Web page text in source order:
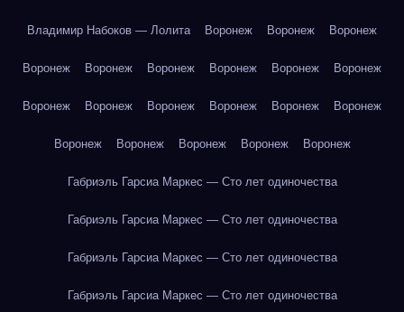
Владимир Набоков — Лолита Воронеж Воронеж Воронеж
Воронеж Воронеж Воронеж Воронеж Воронеж Воронеж
Воронеж Воронеж Воронеж Воронеж Воронеж Воронеж
Воронеж Воронеж Воронеж Воронеж Воронеж
Габриэль Гарсиа Маркес — Сто лет одиночества
Габриэль Гарсиа Маркес — Сто лет одиночества
Габриэль Гарсиа Маркес — Сто лет одиночества
Габриэль Гарсиа Маркес — Сто лет одиночества